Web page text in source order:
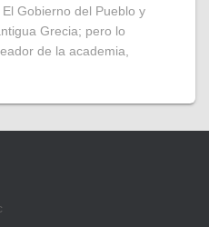
Gobierno del Pueblo y
Grecia; pero lo
de la academia,